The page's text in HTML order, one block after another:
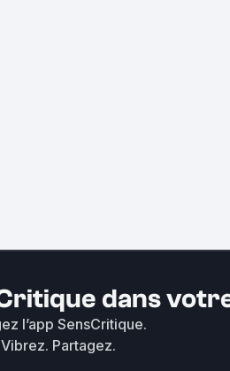
dans
l’app SensCritique.
Partagez.